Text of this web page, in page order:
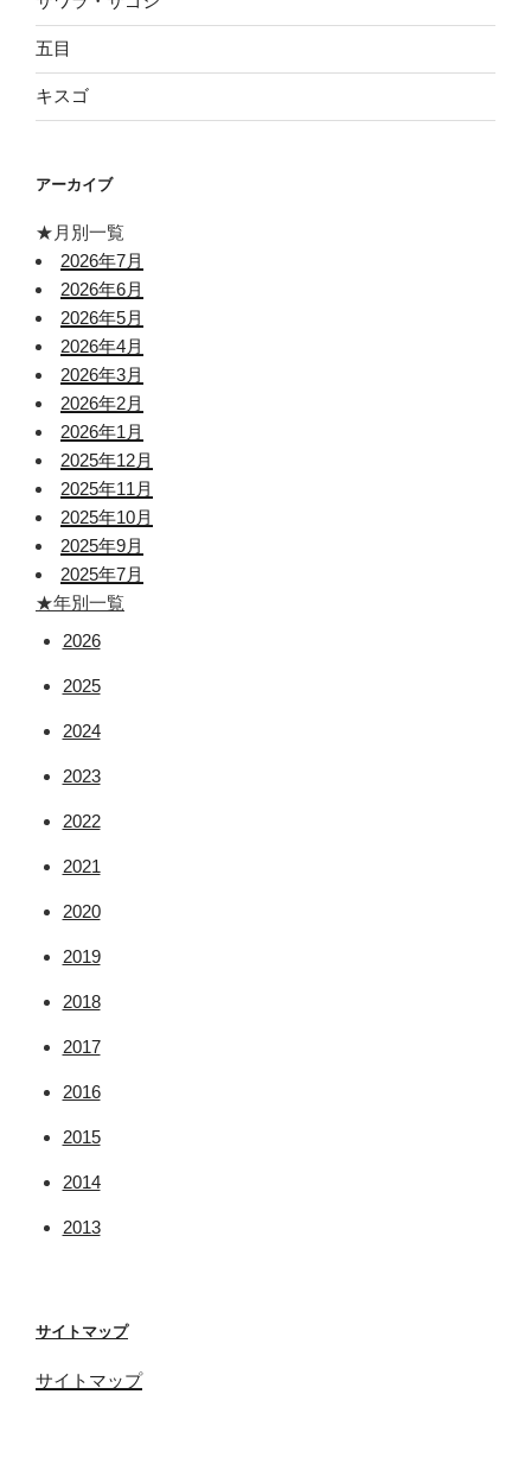
五目
キスゴ
アーカイブ
★月別一覧
2026年7月
2026年6月
2026年5月
2026年4月
2026年3月
2026年2月
2026年1月
2025年12月
2025年11月
2025年10月
2025年9月
2025年7月
★年別一覧
2026
2025
2024
2023
2022
2021
2020
2019
2018
2017
2016
2015
2014
2013
サイトマップ
サイトマップ